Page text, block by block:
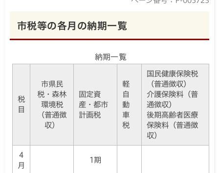
市税等の各月の納期一覧
納期一覧
税
目
市県民
税・森林
環境税
（普通徴
収）
固定資
産・都市
計画税
軽
自
動
車
税
国民健康保険税
（普通徴収）
介護保険料（普
通徴収）
後期高齢者医療
保険料（普通徴
収）
4
月
1期